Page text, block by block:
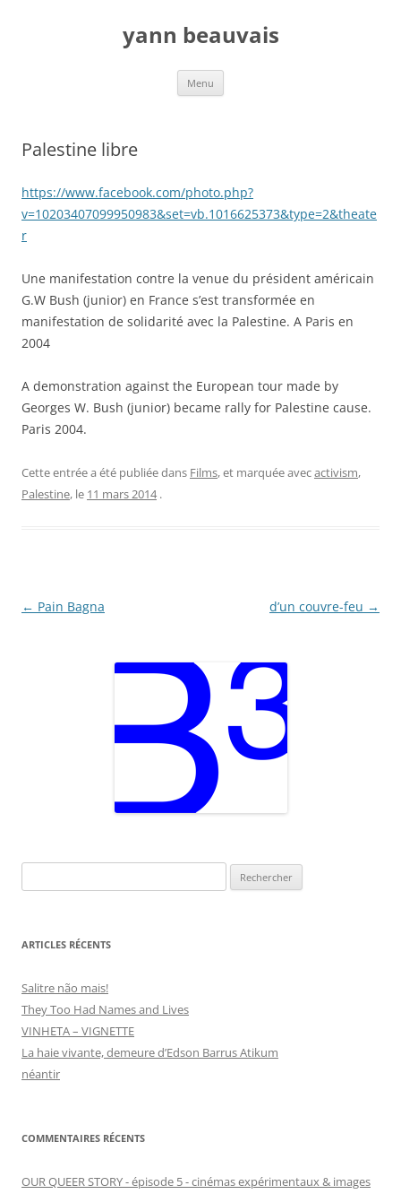
yann beauvais
Menu
Palestine libre
https://www.facebook.com/photo.php?
v=10203407099950983&set=vb.1016625373&type=2&theate
r
Une manifestation contre la venue du président américain
G.W Bush (junior) en France s’est transformée en
manifestation de solidarité avec la Palestine. A Paris en
2004
A demonstration against the European tour made by
Georges W. Bush (junior) became rally for Palestine cause.
Paris 2004.
Cette entrée a été publiée dans Films, et marquée avecactivism,
Palestine, le 11 mars 2014 .
Navigation
← Pain Bagna d’un couvre-feu →
ARTICLES RÉCENTS
Salitre não mais!
They Too Had Names and Lives
VINHETA – VIGNETTE
La haie vivante, demeure d’Edson Barrus Atikum
néantir
COMMENTAIRES RÉCENTS
OUR QUEER STORY - épisode 5 - cinémas expérimentaux & images